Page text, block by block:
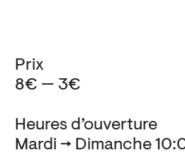
Heures d’ouverture
Mardi → Dimanche
Prix
8€ — 3€